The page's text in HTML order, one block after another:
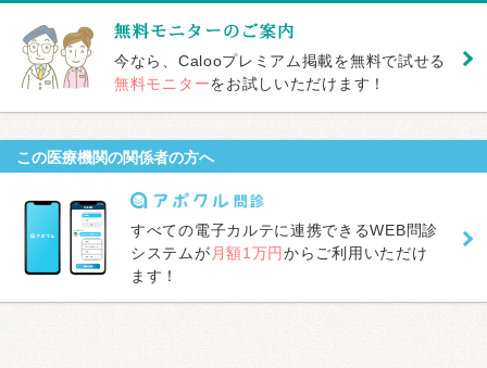
今なら、Calooプレミアム掲載を無料で試せる
無料モニターをお試しいただけます！
この医療機関の関係者の方へ
すべての電子カルテに連携できるWEB問診
システムが 月額1万円からご利用いただけ
ます！